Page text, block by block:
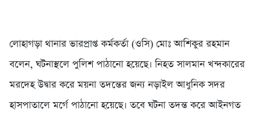
লোহাগড়া থানার ভারপ্রাপ্ত কর্মকর্তা (ওসি) মোঃ আশিকুর রহমান
বলেন, ঘটনাস্থলে পুলিশ পাঠানো হয়েছে। নিহত সালমান খন্দকারের
মরদেহ উদ্বার করে ময়না তদন্তের জন্য নড়াইল আধুনিক সদর
হাসপাতালে মর্গে পাঠানো হয়েছে। তবে ঘটনা তদন্ত করে আইনগত